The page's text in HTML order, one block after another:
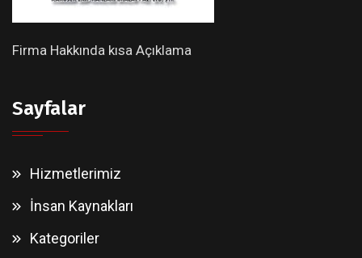
Firma Hakkında kısa Açıklama
Sayfalar
Hizmetlerimiz
İnsan Kaynakları
Kategoriler